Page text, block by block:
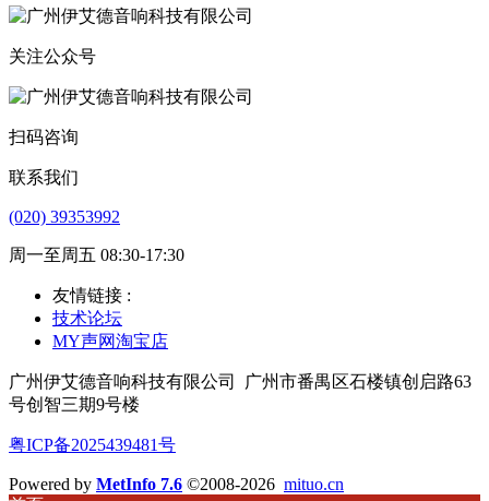
关注公众号
扫码咨询
联系我们
(020) 39353992
周一至周五 08:30-17:30
友情链接 :
技术论坛
MY声网淘宝店
广州伊艾德音响科技有限公司
广州市番禺区石楼镇创启路63
号创智三期9号楼
粤ICP备2025439481号
Powered by MetInfo 7.6 ©2008-2026 mituo.cn